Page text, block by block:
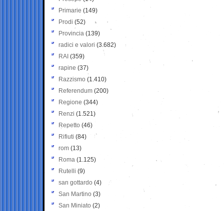
Primarie (149)
Prodi (52)
Provincia (139)
radici e valori (3.682)
RAI (359)
rapine (37)
Razzismo (1.410)
Referendum (200)
Regione (344)
Renzi (1.521)
Repetto (46)
Rifiuti (84)
rom (13)
Roma (1.125)
Rutelli (9)
san gottardo (4)
San Martino (3)
San Miniato (2)